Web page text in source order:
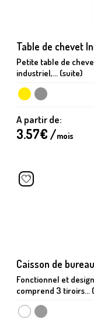
Table de chevet
Petite table de
industriel,... (suite)
A partir de:
3.57€ /mois
Caisson de
Fonctionnel et
comprend 3 tiroirs...